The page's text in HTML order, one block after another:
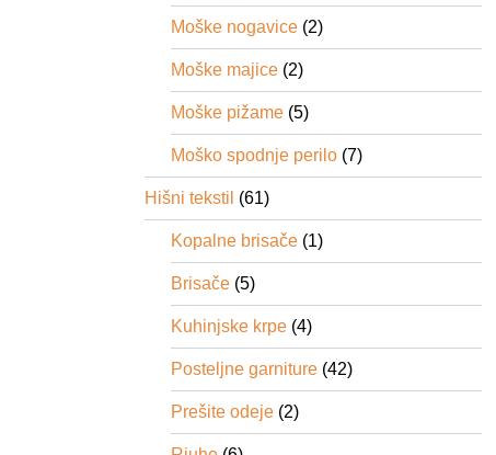
Moške nogavice (2)
Moške majice (2)
Moške pižame (5)
Moško spodnje perilo (7)
Hišni tekstil (61)
Kopalne brisače (1)
Brisače (5)
Kuhinjske krpe (4)
Posteljne garniture (42)
Prešite odeje (2)